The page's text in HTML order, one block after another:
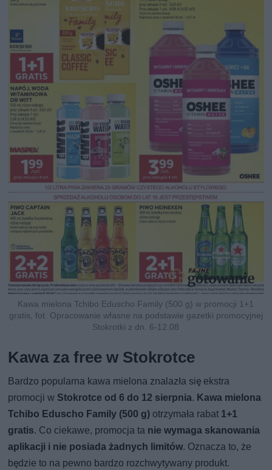
Kawa mielona Tchibo Eduscho Family (500 g) w promocji 1+1
gratis, fot. Opracowanie własne na podstawie gazetki promocyjnej
Stokrotki z dn. 6-12.08
Kawa za free w Stokrotce
Bardzo popularna kawa mielona znalazła się ekstra
promocji w Stokrotce od 6 do 12 sierpnia. Kawa mielona
Tchibo Eduscho Family (500 g) otrzymała rabat 1+1
gratis. Co ciekawe, promocja ta nie wymaga skanowania
aplikacji i nie posiada żadnych limitów. Oznacza to, że
będzie to na pewno bardzo rozchwytywany produkt.